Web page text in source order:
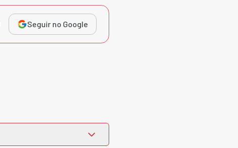
Seguir no Google